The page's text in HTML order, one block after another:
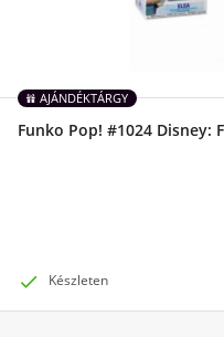
AJÁNDÉKTÁRGY
Funko Pop! #1024 Disney:
 Készleten